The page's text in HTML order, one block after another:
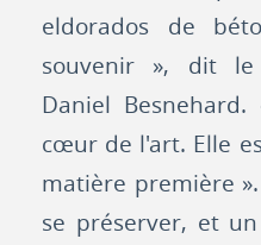
eldorados de
souvenir », dit le
Daniel
cœur de l'art. Elle
matière première
se préserver, et